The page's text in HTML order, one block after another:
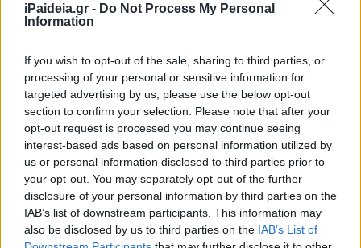
iPaideia.gr - Do Not Process My Personal
Information
If you wish to opt-out of the sale, sharing to third parties, or
processing of your personal or sensitive information for
targeted advertising by us, please use the below opt-out
section to confirm your selection. Please note that after your
opt-out request is processed you may continue seeing
interest-based ads based on personal information utilized by
us or personal information disclosed to third parties prior to
your opt-out. You may separately opt-out of the further
disclosure of your personal information by third parties on the
IAB’s list of downstream participants. This information may
also be disclosed by us to third parties on the IAB’s List of